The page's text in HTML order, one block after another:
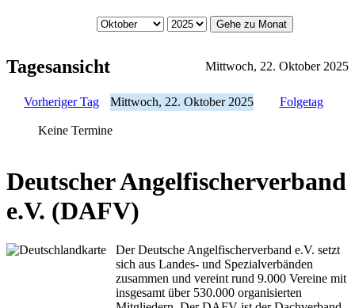
Gehe zu Monat
Tagesansicht Mittwoch, 22. Oktober 2025
Vorheriger Tag Mittwoch, 22. Oktober 2025 Folgetag
Keine Termine
Deutscher Angelfischerverband
e.V. (DAFV)
Der Deutsche Angelfischerverband e.V. setzt
sich aus Landes- und Spezialverbänden
zusammen und vereint rund 9.000 Vereine mit
insgesamt über 530.000 organisierten